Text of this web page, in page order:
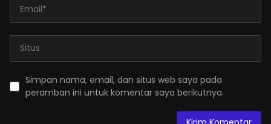
Simpan nama, email, dan situs web saya pada
peramban ini untuk komentar saya berikutnya.